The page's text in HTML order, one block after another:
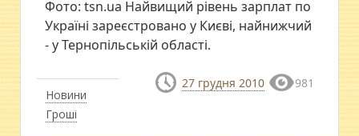
Новини
Гроші
Фото: tsn.ua Найвищий рівень зарплат по
Україні зареєстровано у Києві, найнижчий
- у Тернопільській області.
27 грудня 2010 981